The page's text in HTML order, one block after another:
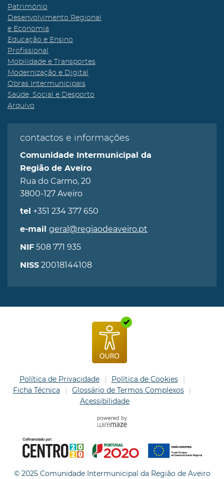
Património
Desenvolvimento Regional
e Economia
Educação e Ensino
Profissional
Mobilidade e Transportes
Modernização e Digital
Obras Intermunicipais
Saúde, Social e Desporto
Arquivo
contactos e informações
Comunidade Intermunicipal da
Região de Aveiro
Rua do Carmo, 20
3800-127 Aveiro
tel +351 234 377 650
e-mail geral@regiaodeaveiro.pt
NIF 508 771 935
NISS 20018144108
Política de Privacidade
Política de Cookies
Ficha Técnica
Glossário de Termos Complexos
Acessibilidade
© 2025 Comunidade Intermunicipal da Região de Aveiro